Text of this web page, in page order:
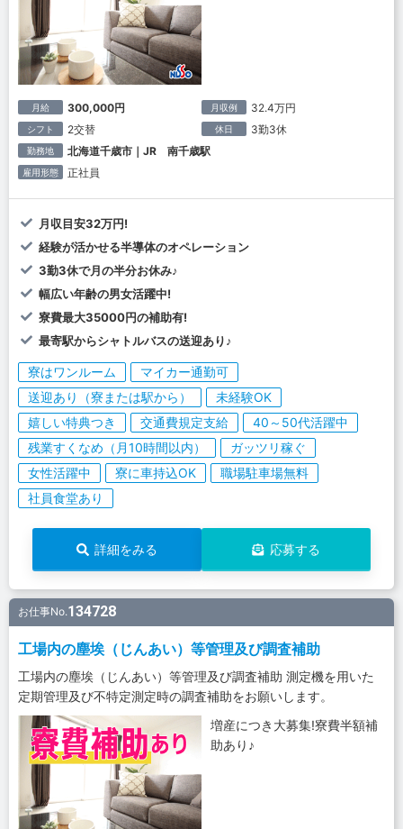
月給 300,000円 月収例 32.4万円
シフト 2交替 休日 3勤3休
勤務地 北海道千歳市｜JR 南千歳駅
雇用形態 正社員
月収目安32万円!
経験が活かせる半導体のオペレーション
3勤3休で月の半分お休み♪
幅広い年齢の男女活躍中!
寮費最大35000円の補助有!
最寄駅からシャトルバスの送迎あり♪
寮はワンルーム
マイカー通勤可
送迎あり（寮または駅から）
未経験OK
嬉しい特典つき
交通費規定支給
40～50代活躍中
残業すくなめ（月10時間以内）
ガッツリ稼ぐ
女性活躍中
寮に車持込OK
職場駐車場無料
社員食堂あり
詳細をみる 応募する
お仕事No.134728
工場内の塵埃（じんあい）等管理及び調査補助
工場内の塵埃（じんあい）等管理及び調査補助 測定機を用いた
定期管理及び不特定測定時の調査補助をお願いします。
増産につき大募集!寮費半額補
助あり♪